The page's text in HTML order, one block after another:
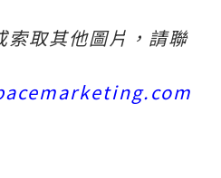
索取其他圖片，請聯